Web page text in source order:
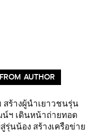
AUTHOR
ร้างผู้นำเยาวชนรุ่น
ฯ เดินหน้าถ่ายทอด
รุ่นน้อง สร้างเครือข่าย